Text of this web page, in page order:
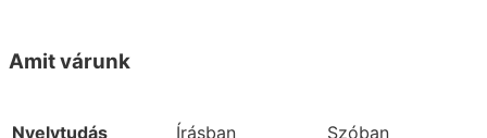
Amit várunk
Nyelvtudás Írásban
Szóban